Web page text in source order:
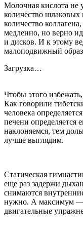
Молочная кислота не
количество шлаковых
количество
медленно, но верно
и дисков. И к этому
малоподвижный
Загрузка…
Чтобы этого
Как говорили
человека
печени определяется
наклоняемся, тем
лучше выглядим.
Статическая
еще раз задержи
снимаются
нужно. А максимум —
двигательные